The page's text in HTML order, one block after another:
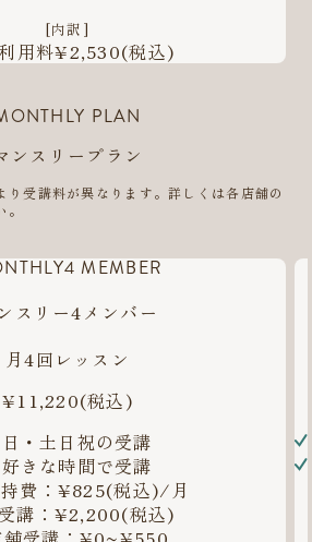
[内訳]
用料¥2,530(税込)
PLAN
ンスリープラン
受講料が異なります。詳しくは各店舗の
MEMBER
スリー4メンバー
月4回レッスン
¥11,220(税込)
・土日祝の受講
きな時間で受講
費：¥825(税込)/月
講：¥2,200(税込)